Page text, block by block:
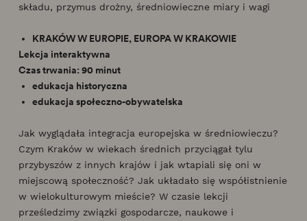
składu, przymus drożny, średniowieczne miary i wagi
KRAKÓW W EUROPIE, EUROPA W KRAKOWIE
Lekcja interaktywna
Czas trwania: 90 minut
edukacja historyczna
edukacja społeczno-obywatelska
Jak wyglądała integracja europejska w średniowieczu?
Czym Kraków w wiekach średnich przyciągał tylu
przybyszów z innych krajów i jak wtapiali się oni w
miejscową społeczność? Jak układało się współistnienie
w wielokulturowym mieście? W czasie lekcji
prześledzimy związki gospodarcze, naukowe i